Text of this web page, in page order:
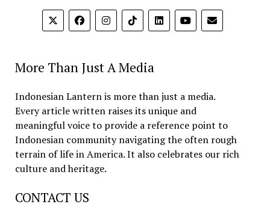
More Than Just A Media
Indonesian Lantern is more than just a media.
Every article written raises its unique and
meaningful voice to provide a reference point to
Indonesian community navigating the often rough
terrain of life in America. It also celebrates our rich
culture and heritage.
CONTACT US